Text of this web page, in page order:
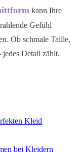
kann Ihre
Gefühl
Ob schmale Taille,
jedes Detail zählt.
Kleid
bei Kleidern